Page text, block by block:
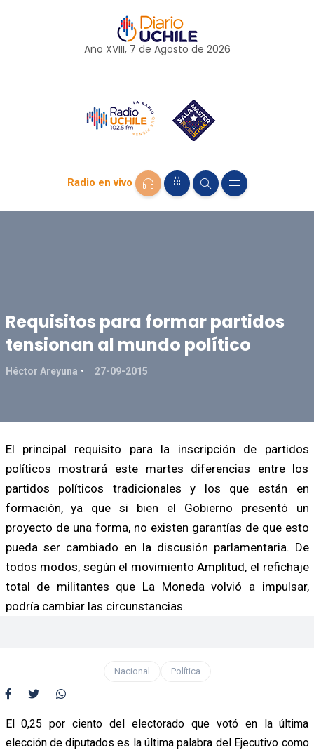
Año XVIII, 7 de Agosto de 2026
Radio en vivo
Requisitos para formar partidos
tensionan al mundo político
Héctor Areyuna 27-09-2015
El principal requisito para la inscripción de partidos
políticos mostrará este martes diferencias entre los
partidos políticos tradicionales y los que están en
formación, ya que si bien el Gobierno presentó un
proyecto de una forma, no existen garantías de que esto
pueda ser cambiado en la discusión parlamentaria. De
todos modos, según el movimiento Amplitud, el refichaje
total de militantes que La Moneda volvió a impulsar,
podría cambiar las circunstancias.
Nacional Política
El 0,25 por ciento del electorado que votó en la última
elección de diputados es la última palabra del Ejecutivo como